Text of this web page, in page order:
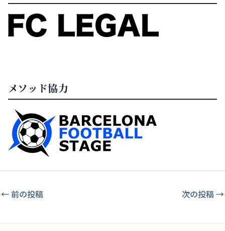
メソッド協力
←前の投稿 次の投稿→